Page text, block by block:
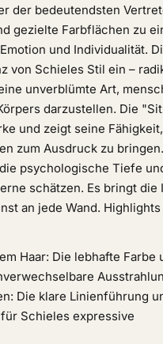
der bedeutendsten
gezielte Farbflächen zu
und Individualität.
von Schieles Stil ein –
unverblümte Art,
darzustellen. Die
und zeigt seine
zum Ausdruck zu
psychologische Tiefe
schätzen. Es bringt die
an jede Wand.
Haar: Die lebhafte Farbe
Die klare Linienführung
Schieles expressive